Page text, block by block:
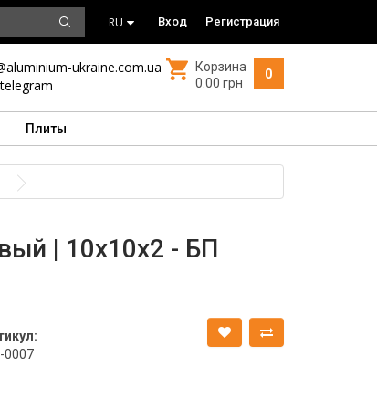
RU Вход Регистрация
ukraine.com.ua
telegram
0
Корзина
0.00 грн
Плиты
| 10х10х2 - БП
0007